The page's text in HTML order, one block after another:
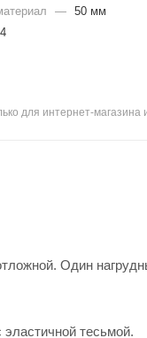
92/194-200
—
50 мм
для интернет-
Один
тесьмой.